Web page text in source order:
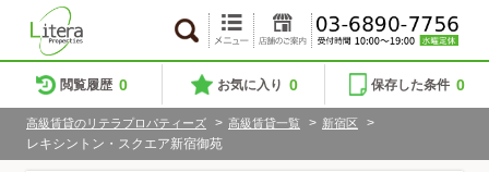
閲覧履歴 0 お気に入り 0 保存した条件 0
高級賃貸のリテラプロパティーズ > 高級賃貸一覧 > 新宿区
>
レキシントン・スクエア新宿御苑